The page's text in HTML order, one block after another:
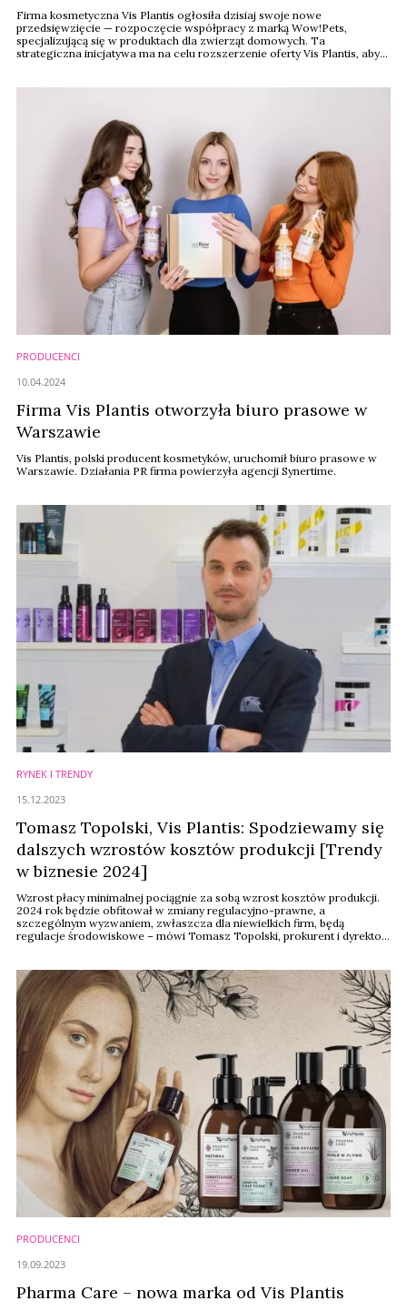
Firma kosmetyczna Vis Plantis ogłosiła dzisiaj swoje nowe
przedsięwzięcie — rozpoczęcie współpracy z marką Wow!Pets,
specjalizującą się w produktach dla zwierząt domowych. Ta
strategiczna inicjatywa ma na celu rozszerzenie oferty Vis Plantis, aby
PRODUCENCI
Firma Vis Plantis otworzyła biuro prasowe w
Warszawie
Vis Plantis, polski producent kosmetyków, uruchomił biuro prasowe w
Warszawie. Działania PR firma powierzyła agencji Synertime.
10.04.2024
RYNEK I TRENDY
Tomasz Topolski, Vis Plantis: Spodziewamy się
dalszych wzrostów kosztów produkcji [Trendy
w biznesie 2024]
Wzrost płacy minimalnej pociągnie za sobą wzrost kosztów produkcji.
2024 rok będzie obfitował w zmiany regulacyjno-prawne, a
szczególnym wyzwaniem, zwłaszcza dla niewielkich firm, będą
regulacje środowiskowe – mówi Tomasz Topolski, prokurent i dyrektor
15.12.2023
PRODUCENCI
Pharma Care – nowa marka od Vis Plantis
19.09.2023